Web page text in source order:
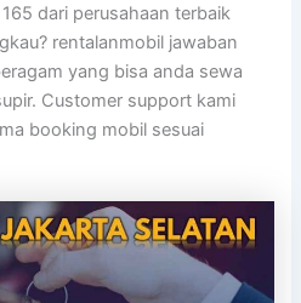
dari perusahaan terbaik
rentalanmobil jawaban
yang bisa anda sewa
Customer support kami
booking mobil sesuai